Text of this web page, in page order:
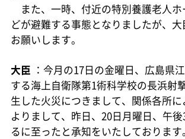
また、一時、付近の特別養護老人ホ
どが避難する事態となりましたが、
お願いします。
大臣 ：今月の17日の金曜日、広島県
する海上自衛隊第1術科学校の長浜射
生した火災につきまして、関係各所
よりまして、昨日、20日月曜日、午
るに至ったと承知をいたしております。